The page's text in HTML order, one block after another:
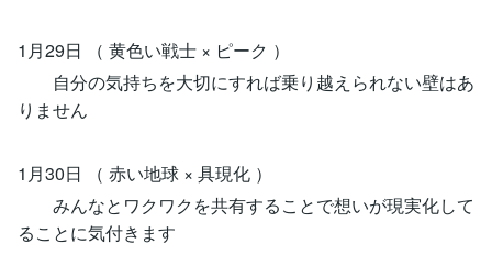
1月29日 （ 黄色い戦士 × ピーク ）
自分の気持ちを大切にすれば乗り越えられない壁はあ
りません
1月30日 （ 赤い地球 × 具現化 ）
みんなとワクワクを共有することで想いが現実化して
ることに気付きます